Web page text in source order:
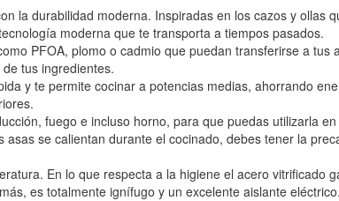
la durabilidad moderna. Inspiradas en los cazos y ollas
moderna que te transporta a tiempos pasados.
PFOA, plomo o cadmio que puedan transferirse a tus
tus ingredientes.
y te permite cocinar a potencias medias, ahorrando
fuego e incluso horno, para que puedas utilizarla
se calientan durante el cocinado, debes tener la
En lo que respecta a la higiene el acero vitrificado
es totalmente ignífugo y un excelente aislante eléctrico.